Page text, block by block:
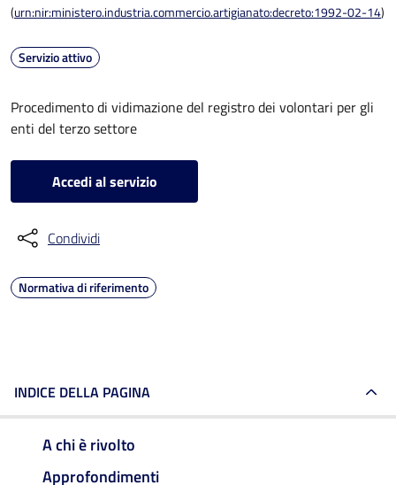
(urn:nir:ministero.industria.commercio.artigianato:decreto:1992-02-14)
Servizio attivo
Procedimento di vidimazione del registro dei volontari per gli
enti del terzo settore
Accedi al servizio
Condividi
Normativa di riferimento
INDICE DELLA PAGINA
A chi è rivolto
Approfondimenti